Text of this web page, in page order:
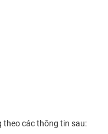
theo các thông tin sau: